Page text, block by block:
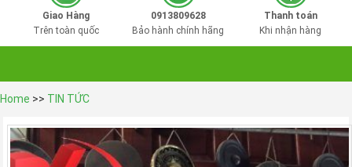
Giao Hàng
Trên toàn quốc
0913809628
Bảo hành chính hãng
Thanh toán
Khi nhận hàng
Home >> TIN TỨC